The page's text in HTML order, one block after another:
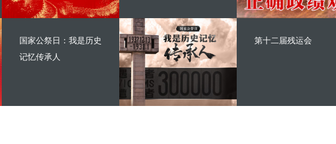
国家公祭日：我是历史
记忆传承人
第十二届残运会